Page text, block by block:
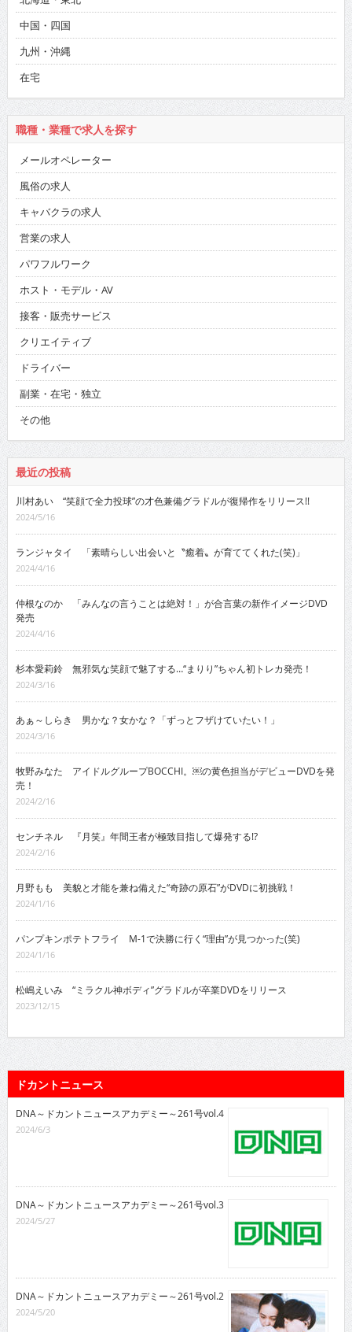
中国・四国
九州・沖縄
在宅
職種・業種で求人を探す
メールオペレーター
風俗の求人
キャバクラの求人
営業の求人
パワフルワーク
ホスト・モデル・AV
接客・販売サービス
クリエイティブ
ドライバー
副業・在宅・独立
その他
最近の投稿
川村あい “笑顔で全力投球”の才色兼備グラドルが復帰作をリリース!!
2024/5/16
ランジャタイ 「素晴らしい出会いと〝癒着〟が育ててくれた(笑)」
2024/4/16
仲根なのか 「みんなの言うことは絶対！」が合言葉の新作イメージDVD
発売
2024/4/16
杉本愛莉鈴 無邪気な笑顔で魅了する…“まりり”ちゃん初トレカ発売！
2024/3/16
あぁ～しらき 男かな？女かな？「ずっとフザけていたい！」
2024/3/16
牧野みなた アイドルグループBOCCHI。￼の黄色担当がデビューDVDを発
売！
2024/2/16
センチネル 『月笑』年間王者が極致目指して爆発する!?
2024/2/16
月野もも 美貌と才能を兼ね備えた“奇跡の原石”がDVDに初挑戦！
2024/1/16
パンプキンポテトフライ M-1で決勝に行く“理由”が見つかった(笑)
2024/1/16
松嶋えいみ “ミラクル神ボディ”グラドルが卒業DVDをリリース
2023/12/15
ドカントニュース
DNA～ドカントニュースアカデミー～261号vol.4
2024/6/3
DNA～ドカントニュースアカデミー～261号vol.3
2024/5/27
DNA～ドカントニュースアカデミー～261号vol.2
2024/5/20